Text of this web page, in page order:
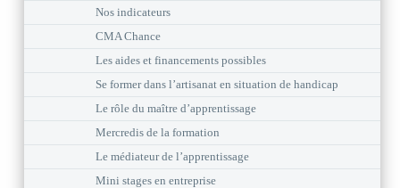
Nos indicateurs
CMA Chance
Les aides et financements possibles
Se former dans l’artisanat en situation de handicap
Le rôle du maître d’apprentissage
Mercredis de la formation
Le médiateur de l’apprentissage
Mini stages en entreprise